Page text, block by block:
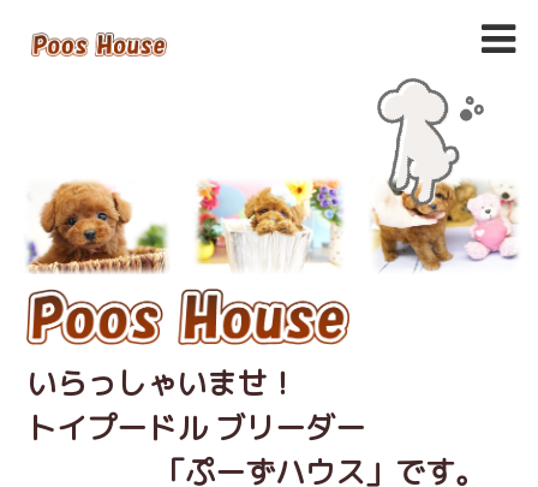
いらっしゃいませ！
トイプードル ブリーダー
「ぷーずハウス」です。